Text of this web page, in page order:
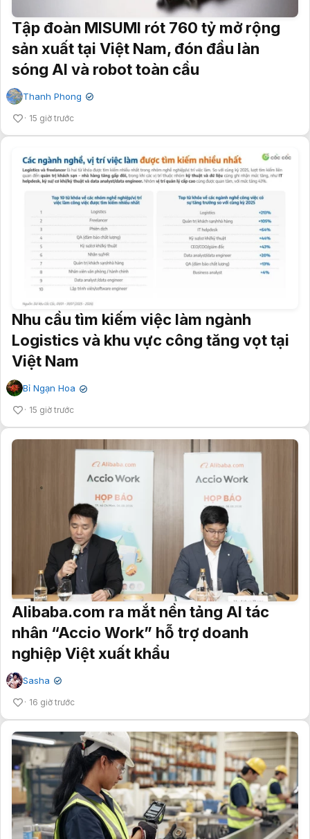
Tập đoàn MISUMI rót 760 tỷ mở rộng
sản xuất tại Việt Nam, đón đầu làn
sóng AI và robot toàn cầu
Thanh Phong ✔
15 giờ trước
Nhu cầu tìm kiếm việc làm ngành
Logistics và khu vực công tăng vọt tại
Việt Nam
Bỉ Ngạn Hoa ✔
15 giờ trước
Alibaba.com ra mắt nền tảng AI tác
nhân “Accio Work” hỗ trợ doanh
nghiệp Việt xuất khẩu
Sasha ✔
16 giờ trước